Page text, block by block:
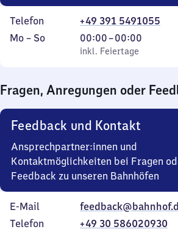
Telefon
+49 391 5491055
Montag
Mo – So,
inkl. Feiertage
00:00–00:00
Von
0
0
Uhr
inkl. Feiertage
Fragen, Anregungen oder
Feedback und Kontakt
Ansprechpartner:innen und
Kontaktmöglichkeiten bei Fragen
Feedback zu unseren Bahnhöfen
E-Mail
Telefon
+49 30 586020930